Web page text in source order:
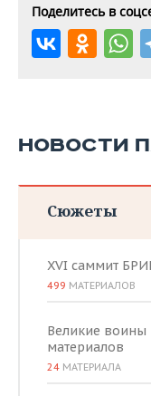
Поделитесь в
НОВОСТИ
Сюжеты
XVI саммит
499 МАТЕРИАЛОВ
Великие воины
материалов
24 МАТЕРИАЛА